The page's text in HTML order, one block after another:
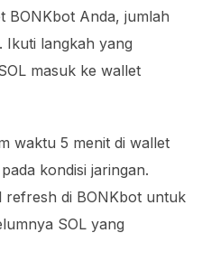
BONKbot Anda, jumlah
Ikuti langkah yang
masuk ke wallet
waktu 5 menit di wallet
kondisi jaringan.
refresh di BONKbot untuk
SOL yang